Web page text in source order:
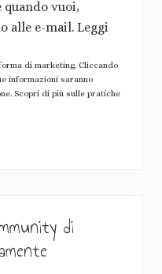
vuoi,
alle e-mail. Leggi
di marketing. Cliccando
informazioni saranno
Scopri di più sulle pratiche
di